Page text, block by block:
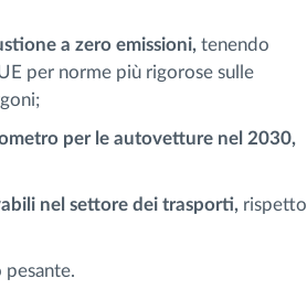
a zero emissioni, tenendo
per norme più rigorose sulle
per le autovetture nel 2030,
nel settore dei trasporti, rispetto